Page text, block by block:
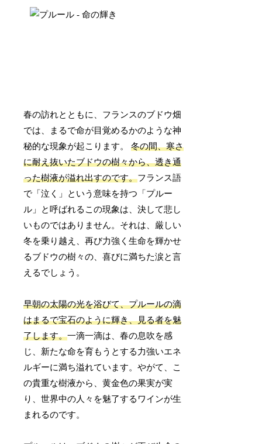
春の訪れとともに、フランスのブドウ畑
では、まるで命が目覚めるかのような神
秘的な現象が起こります。冬の間、寒さ
に耐え抜いたブドウの樹々から、透き通
った樹液が溢れ出すのです。フランス語
で「泣く」という意味を持つ「プルー
ル」と呼ばれるこの現象は、決して悲し
いものではありません。それは、厳しい
冬を乗り越え、再び力強く生命を輝かせ
るブドウの樹々の、喜びに満ちた涙と言
えるでしょう。
早朝の太陽の光を浴びて、プルールの滴
はまるで宝石のように輝き、見る者を魅
了します。一滴一滴は、春の息吹を感
じ、新たな命を育もうとする力強いエネ
ルギーに満ち溢れています。やがて、こ
の貴重な樹液から、黄金色の果実が実
り、世界中の人々を魅了するワインが生
まれるのです。